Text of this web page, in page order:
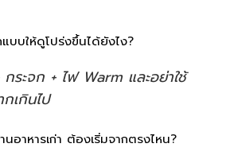
บบให้ดูโปร่งขึ้นได้ยังไง?
กระจก + ไฟ Warm และอย่าใช้
เกินไป
นอาหารเก่า ต้องเริ่มจากตรงไหน?